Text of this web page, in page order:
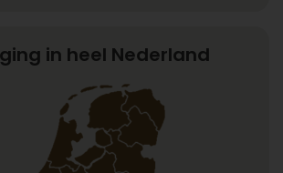
in heel Nederland